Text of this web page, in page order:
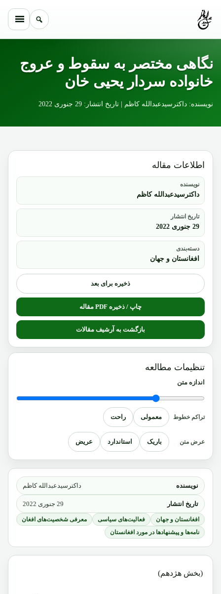
نگاهی مختصر به سقوط و عروج
خانواده سردار یحیی خان
نویسنده: داکترسیدعبدالله کاظم | تاریخ انتشار: 29 جنوری 2022
نویسنده داکترسیدعبدالله کاظم
تاریخ انتشار 29 جنوری 2022
افغانستان و جهان فعالیت‌های سیاسی
معرفی شخصیت‌های افغان
نامه‌ها و پیشنهادها در مورد افغانستان
(بخش هژدهم)
اطلاعات مقاله
نویسنده
داکترسیدعبدالله کاظم
تاریخ انتشار
29 جنوری 2022
دسته‌بندی
افغانستان و جهان
ذخیره برای بعد
چاپ / ذخیره PDF مقاله
بازگشت به آرشیف مقالات
تنظیمات مطالعه
اندازه متن
تراکم خطوط معمولی راحت
عرض متن باریک استاندارد عریض